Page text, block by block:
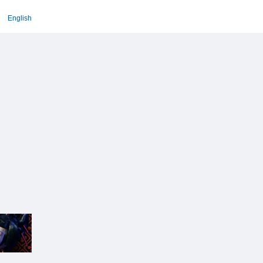
English